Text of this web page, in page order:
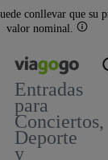
conllevar que su
valor nominal.
Entradas
para
Conciertos,
Deporte
y